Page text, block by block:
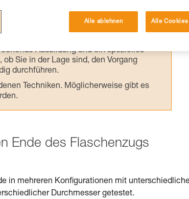
die es in diesem Tech Tipp geht,
diese Zusatzinformationen verstehen zu
enthaltenen Informationen richtig
Ausbildung und ein spezielles
Sie in der Lage sind, den Vorgang
durchführen.
Techniken. Möglicherweise gibt es
Ende des Flaschenzugs
in mehreren Konfigurationen mit
Durchmesser getestet.
Alle ablehnen Alle Cookies